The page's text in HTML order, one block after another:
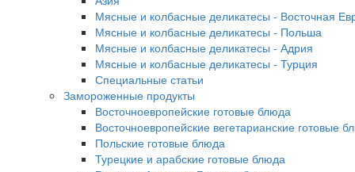
Мясные и колбасные деликатесы - Восточная
Мясные и колбасные деликатесы - Польша
Мясные и колбасные деликатесы - Адрия
Мясные и колбасные деликатесы - Турция
Специальные статьи
Замороженные продукты
Восточноевропейские готовые блюда
Восточноевропейские вегетарианские готовые
Польские готовые блюда
Турецкие и арабские готовые блюда